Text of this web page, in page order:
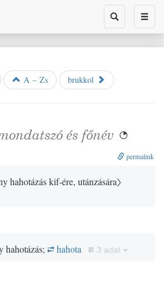
Toggle
search
A – Zs brukkol
és főnév 
permalink
hahotázás kif-ére, utánzására〉
hahotázás; hahota 3 adat